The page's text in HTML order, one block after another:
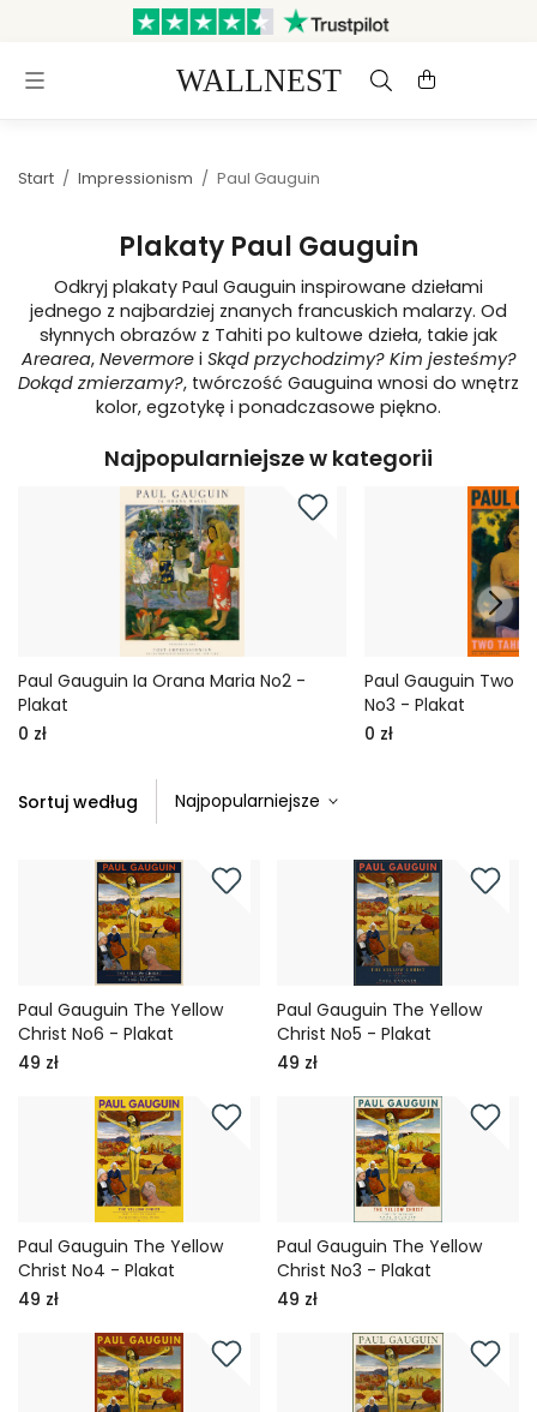
Wysyłka w ciągu 3 dni roboczych Darmowa dostawa i zwroty
Start / Impressionism / Paul Gauguin
Plakaty Paul Gauguin
Odkryj plakaty Paul Gauguin inspirowane dziełami
jednego z najbardziej znanych francuskich malarzy. Od
słynnych obrazów z Tahiti po kultowe dzieła, takie jak
Arearea, Nevermorei Skąd przychodzimy? Kim jesteśmy?
Dokąd zmierzamy?, twórczość Gauguina wnosi do wnętrz
kolor, egzotykę i ponadczasowe piękno.
Najpopularniejsze w kategorii
Paul Gauguin Ia Orana Maria No2 -
Plakat
0 zł
Paul Gauguin Two
No3 - Plakat
0 zł
Sortuj według
Paul Gauguin The Yellow
Christ No6 - Plakat
49 zł
Paul Gauguin The Yellow
Christ No5 - Plakat
49 zł
Paul Gauguin The Yellow
Christ No4 - Plakat
49 zł
Paul Gauguin The Yellow
Christ No3 - Plakat
49 zł